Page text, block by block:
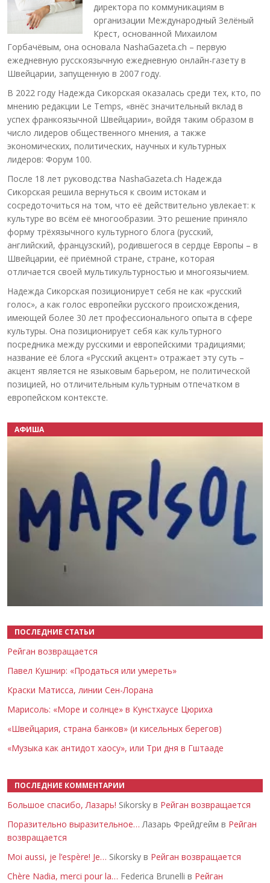
директора по коммуникациям в
организации Международный Зелёный
Крест, основанной Михаилом
Горбачёвым, она основала NashaGazeta.ch – первую
ежедневную русскоязычную ежедневную онлайн-газету в
Швейцарии, запущенную в 2007 году.
В 2022 году Надежда Сикорская оказалась среди тех, кто, по
мнению редакции Le Temps, «внёс значительный вклад в
успех франкоязычной Швейцарии», войдя таким образом в
число лидеров общественного мнения, а также
экономических, политических, научных и культурных
лидеров: Форум 100.
После 18 лет руководства NashaGazeta.ch Надежда
Сикорская решила вернуться к своим истокам и
сосредоточиться на том, что её действительно увлекает: к
культуре во всём её многообразии. Это решение приняло
форму трёхязычного культурного блога (русский,
английский, французский), родившегося в сердце Европы – в
Швейцарии, её приёмной стране, стране, которая
отличается своей мультикультурностью и многоязычием.
Надежда Сикорская позиционирует себя не как «русский
голос», а как голос европейки русского происхождения,
имеющей более 30 лет профессионального опыта в сфере
культуры. Она позиционирует себя как культурного
посредника между русскими и европейскими традициями;
название её блога «Русский акцент» отражает эту суть –
акцент является не языковым барьером, не политической
позицией, но отличительным культурным отпечатком в
европейском контексте.
АФИША
ПОСЛЕДНИЕ СТАТЬИ
Рейган возвращается
Павел Кушнир: «Продаться или умереть»
Краски Матисса, линии Сен-Лорана
Марисоль: «Море и солнце» в Кунстхаусе Цюриха
«Швейцария, страна банков» (и кисельных берегов)
«Музыка как антидот хаосу», или Три дня в Гштааде
ПОСЛЕДНИЕ КОММЕНТАРИИ
Большое спасибо, Лазарь! Sikorsky в Рейган возвращается
Поразительно выразительное… Лазарь Фрейдгейм в Рейган
возвращается
Moi aussi, je l’espère! Je… Sikorsky в Рейган возвращается
Chère Nadia, merci pour la… Federica Brunelli в Рейган